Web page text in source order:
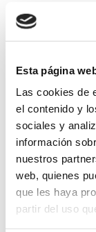
Esta página
Las cookies de
el contenido y
sociales y
información
nuestros
web, quienes
que les haya
partir del uso
o
r
p
S
R
L
國
家
電
話
電
郵
網
頁
郵
網
頁
C
e
國家
地址
電話
電郵